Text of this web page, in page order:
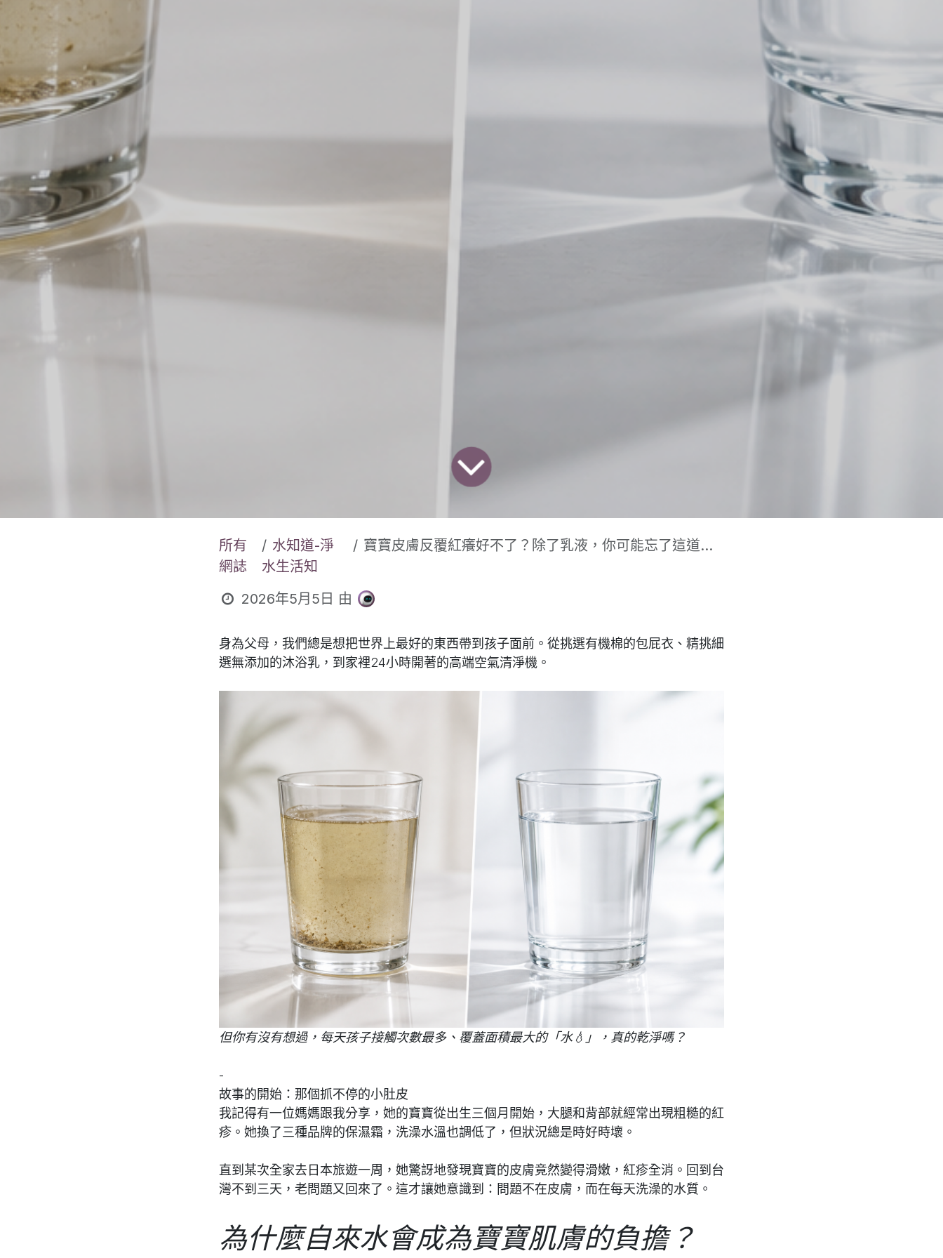
所有
網誌
水知道-淨
水生活知
寶寶皮膚反覆紅癢好不了？除了乳液，你可能忘了這道「看不見」的守護：全戶淨水軟水
2026年5月5日 由
身為父母，我們總是想把世界上最好的東西帶到孩子面前。從挑選有機棉的包屁衣、精挑細
選無添加的沐浴乳，到家裡24小時開著的高端空氣清淨機。
但你有沒有想過，每天孩子接觸次數最多、覆蓋面積最大的「水💧」，真的乾淨嗎？
-
故事的開始：那個抓不停的小肚皮
我記得有一位媽媽跟我分享，她的寶寶從出生三個月開始，大腿和背部就經常出現粗糙的紅
疹。她換了三種品牌的保濕霜，洗澡水溫也調低了，但狀況總是時好時壞。
直到某次全家去日本旅遊一周，她驚訝地發現寶寶的皮膚竟然變得滑嫩，紅疹全消。回到台
灣不到三天，老問題又回來了。這才讓她意識到：問題不在皮膚，而在每天洗澡的水質。
為什麼自來水會成為寶寶肌膚的負擔？